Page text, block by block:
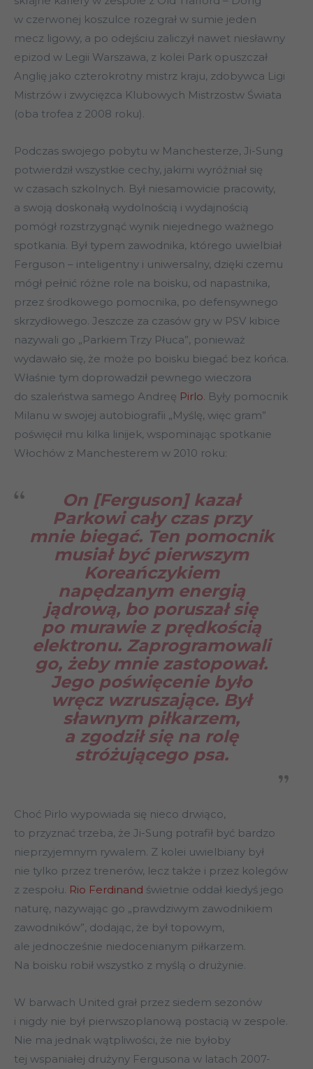
w czerwonej koszulce rozegrał w sumie jeden
mecz ligowy, a po odejściu zaliczył nawet niesławny
epizod w Legii Warszawa, z kolei Park opuszczał
Anglię jako czterokrotny mistrz kraju, zdobywca Ligi
Mistrzów i zwycięzca Klubowych Mistrzostw Świata
(oba trofea z 2008 roku).
Podczas swojego pobytu w Manchesterze, Ji-Sung
potwierdził wszystkie cechy, jakimi wyróżniał się
w czasach szkolnych. Był niesamowicie pracowity,
a swoją doskonałą wydolnością i wydajnością
pomógł rozstrzygnąć wynik niejednego ważnego
spotkania. Był typem zawodnika, którego uwielbiał
Ferguson – inteligentny i uniwersalny, dzięki czemu
mógł pełnić różne role na boisku, od napastnika,
przez środkowego pomocnika, po defensywnego
skrzydłowego. Jeszcze za czasów gry w PSV kibice
nazywali go „Parkiem Trzy Płuca”, ponieważ
wydawało się, że może po boisku biegać bez końca.
Właśnie tym doprowadził pewnego wieczora
do szaleństwa samego Andreę Pirlo. Były pomocnik
Milanu w swojej autobiografii „Myślę, więc gram”
poświęcił mu kilka linijek, wspominając spotkanie
Włochów z Manchesterem w 2010 roku:
On [Ferguson] kazał
Parkowi cały czas przy
mnie biegać. Ten pomocnik
musiał być pierwszym
Koreańczykiem
napędzanym energią
jądrową, bo poruszał się
po murawie z prędkością
elektronu. Zaprogramowali
go, żeby mnie zastopował.
Jego poświęcenie było
wręcz wzruszające. Był
sławnym piłkarzem,
a zgodził się na rolę
stróżującego psa.
Choć Pirlo wypowiada się nieco drwiąco,
to przyznać trzeba, że Ji-Sung potrafił być bardzo
nieprzyjemnym rywalem. Z kolei uwielbiany był
nie tylko przez trenerów, lecz także i przez kolegów
z zespołu. Rio Ferdinand świetnie oddał kiedyś jego
naturę, nazywając go „prawdziwym zawodnikiem
zawodników”, dodając, że był topowym,
ale jednocześnie niedocenianym piłkarzem.
Na boisku robił wszystko z myślą o drużynie.
W barwach United grał przez siedem sezonów
i nigdy nie był pierwszoplanową postacią w zespole.
Nie ma jednak wątpliwości, że nie byłoby
tej wspaniałej drużyny Fergusona w latach 2007-